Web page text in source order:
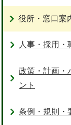
役所・窓口案
人事・採用・
政策・計画・
ント
条例・規則・